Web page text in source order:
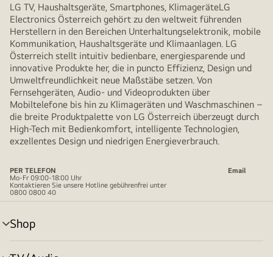
LG TV, Haushaltsgeräte, Smartphones, KlimageräteLG
Electronics Österreich gehört zu den weltweit führenden
Herstellern in den Bereichen Unterhaltungselektronik, mobile
Kommunikation, Haushaltsgeräte und Klimaanlagen. LG
Österreich stellt intuitiv bedienbare, energiesparende und
innovative Produkte her, die in puncto Effizienz, Design und
Umweltfreundlichkeit neue Maßstäbe setzen. Von
Fernsehgeräten, Audio- und Videoprodukten über
Mobiltelefone bis hin zu Klimageräten und Waschmaschinen –
die breite Produktpalette von LG Österreich überzeugt durch
High-Tech mit Bedienkomfort, intelligente Technologien,
exzellentes Design und niedrigen Energieverbrauch.
PER TELEFON
Email
Mo-Fr 09:00-18:00 Uhr
Kontaktieren Sie unsere Hotline gebührenfrei unter
0800 0800 40
Shop
Menü
umschalten